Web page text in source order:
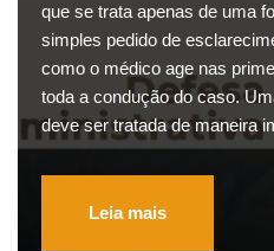
que se trata apenas de uma
simples pedido de
como o médico age nas
toda a condução do caso.
deve ser tratada de maneira
Leia mais